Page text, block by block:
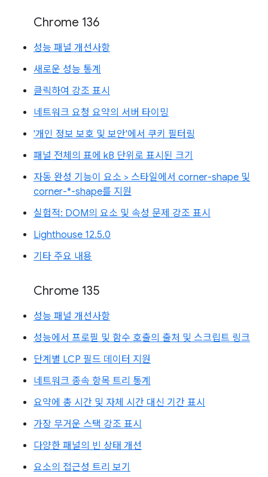
Chrome 136
성능 패널 개선사항
새로운 성능 통계
클릭하여 강조 표시
네트워크 요청 요약의 서버 타이밍
'개인 정보 보호 및 보안'에서 쿠키 필터링
패널 전체의 표에 kB 단위로 표시된 크기
자동 완성 기능이 요소 > 스타일에서 corner-shape 및
corner-*-shape를 지원
실험적: DOM의 요소 및 속성 문제 강조 표시
Lighthouse 12.5.0
기타 주요 내용
Chrome 135
성능 패널 개선사항
성능에서 프로필 및 함수 호출의 출처 및 스크립트 링크
단계별 LCP 필드 데이터 지원
네트워크 종속 항목 트리 통계
요약에 총 시간 및 자체 시간 대신 기간 표시
가장 무거운 스택 강조 표시
다양한 패널의 빈 상태 개선
요소의 접근성 트리 보기